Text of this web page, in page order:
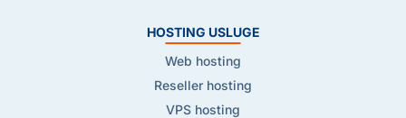
HOSTING USLUGE
Web hosting
Reseller hosting
VPS hosting